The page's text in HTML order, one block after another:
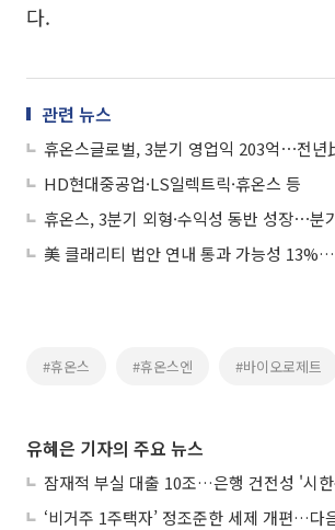
다.
관련 뉴스
휴온스글로벌, 3분기 영업익 203억⋯전
HD현대중공업·LS일렉트릭·휴온스 등
휴온스, 3분기 외형·수익성 동반 성장⋯분
#휴온스 #휴온스엔 #바이오로제트
유혜은 기자의 주요 뉴스
잠재적 부실 대출 10조…은행 건전성 '시